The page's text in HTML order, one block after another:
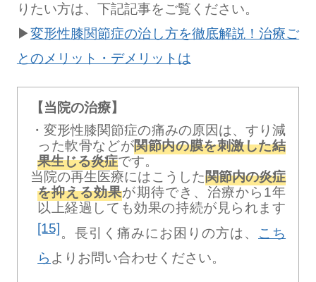
りたい方は、下記記事をご覧ください。
▶変形性膝関節症の治し方を徹底解説！治療ご
とのメリット・デメリットは
【当院の治療】
変形性膝関節症の痛みの原因は、すり減
った軟骨などが関節内の膜を刺激した結
果生じる炎症です。
当院の再生医療にはこうした関節内の炎症
を抑える効果が期待でき、治療から1年
以上経過しても効果の持続が見られます
[15]。長引く痛みにお困りの方は、 こち
ら よりお問い合わせください。